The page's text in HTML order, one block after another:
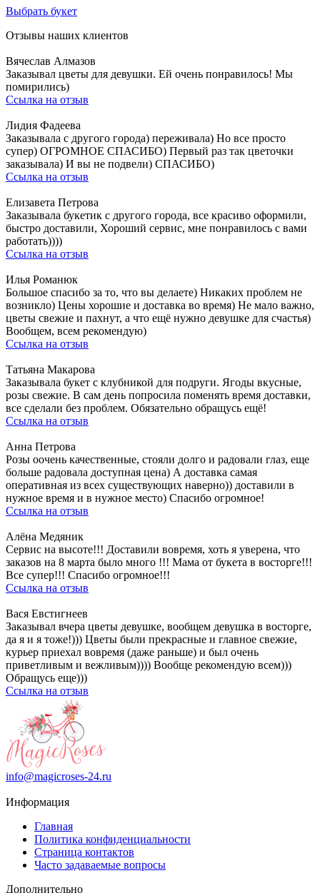
Выбрать букет
Отзывы наших клиентов
Вячеслав Алмазов
Заказывал цветы для девушки. Ей очень понравилось! Мы
помирились)
Ссылка на отзыв
Лидия Фадеева
Заказывала с другого города) переживала) Но все просто
супер) ОГРОМНОЕ СПАСИБО) Первый раз так цветочки
заказывала) И вы не подвели) СПАСИБО)
Ссылка на отзыв
Елизавета Петрова
Заказывала букетик с другого города, все красиво оформили,
быстро доставили, Хороший сервис, мне понравилось с вами
работать))))
Ссылка на отзыв
Илья Романюк
Большое спасибо за то, что вы делаете) Никаких проблем не
возникло) Цены хорошие и доставка во время) Не мало важно,
цветы свежие и пахнут, а что ещё нужно девушке для счастья)
Вообщем, всем рекомендую)
Ссылка на отзыв
Татьяна Макарова
Заказывала букет с клубникой для подруги. Ягоды вкусные,
розы свежие. В сам день попросила поменять время доставки,
все сделали без проблем. Обязательно обращусь ещё!
Ссылка на отзыв
Анна Петрова
Розы оочень качественные, стояли долго и радовали глаз, еще
больше радовала доступная цена) А доставка самая
оперативная из всех существующих наверно)) доставили в
нужное время и в нужное место) Спасибо огромное!
Ссылка на отзыв
Алёна Медяник
Сервис на высоте!!! Доставили вовремя, хоть я уверена, что
заказов на 8 марта было много !!! Мама от букета в восторге!!!
Все супер!!! Спасибо огромное!!!
Ссылка на отзыв
Вася Евстигнеев
Заказывал вчера цветы девушке, вообщем девушка в восторге,
да я и я тоже!))) Цветы были прекрасные и главное свежие,
курьер приехал вовремя (даже раньше) и был очень
приветливым и вежливым)))) Вообще рекомендую всем)))
Обращусь еще)))
Ссылка на отзыв
info@magicroses-24.ru
Информация
Главная
Политика конфиденциальности
Страница контактов
Часто задаваемые вопросы
Дополнительно